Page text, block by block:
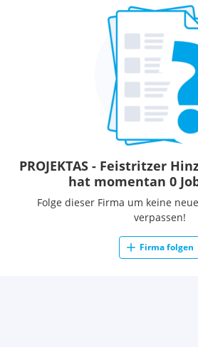
PROJEKTAS - Feistritzer
hat momentan 0
Folge dieser Firma um keine
verpassen!
Firma folgen